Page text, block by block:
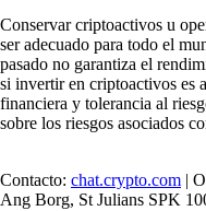
Conservar criptoactivos u
ser adecuado para todo el
pasado no garantiza el
si invertir en criptoactivos es
financiera y tolerancia al
sobre los riesgos asociados
Contacto: chat.crypto.com |
Ang Borg, St Julians SPK